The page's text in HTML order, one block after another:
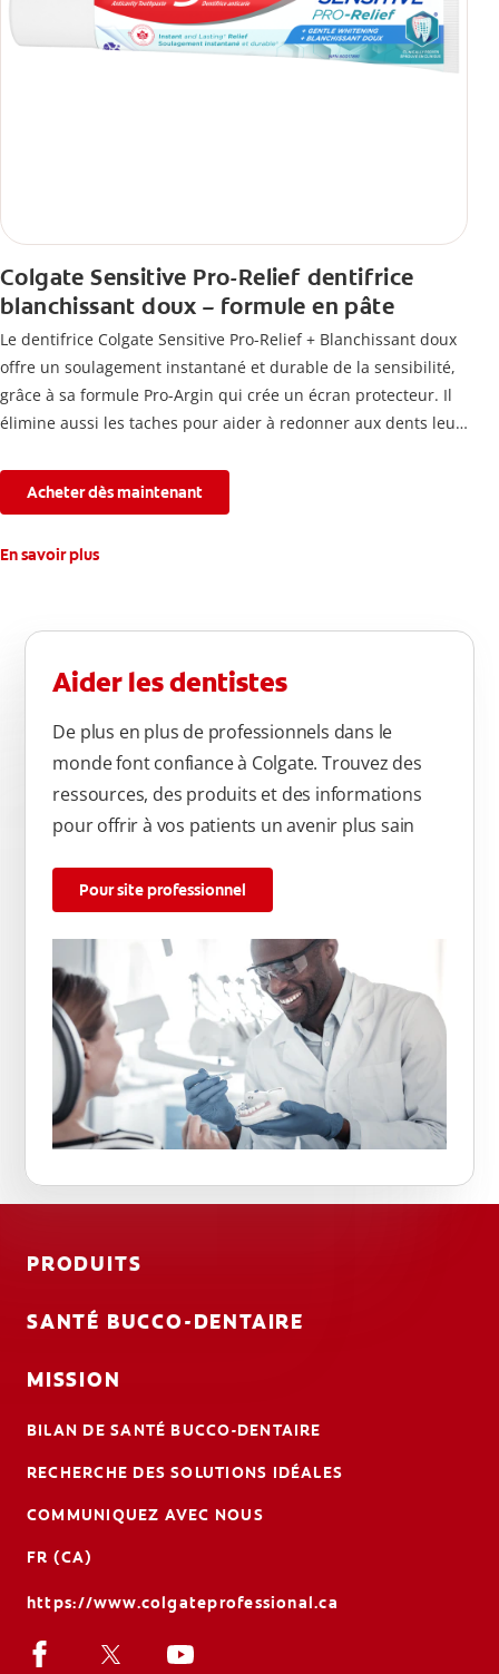
Colgate Sensitive Pro-Relief dentifrice
blanchissant doux – formule en pâte
Le dentifrice Colgate Sensitive Pro-Relief + Blanchissant doux
offre un soulagement instantané et durable de la sensibilité,
grâce à sa formule Pro-Argin qui crée un écran protecteur. Il
élimine aussi les taches pour aider à redonner aux dents leur
connaissez.
Acheter dès maintenant
En savoir plus
Aider les dentistes
De plus en plus de professionnels dans le
monde font confiance à Colgate. Trouvez des
ressources, des produits et des informations
pour offrir à vos patients un avenir plus sain
Pour site professionnel
PRODUITS
SANTÉ BUCCO-DENTAIRE
MISSION
BILAN DE SANTÉ BUCCO-DENTAIRE
RECHERCHE DES SOLUTIONS IDÉALES
COMMUNIQUEZ AVEC NOUS
FR (CA)
https://www.colgateprofessional.ca